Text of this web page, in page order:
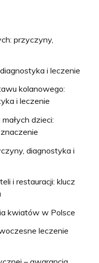
przyczyny,
i leczenie
kolanowego:
i leczenie
dzieci:
diagnostyka i
i restauracji: klucz
kwiatów w Polsce
leczenie